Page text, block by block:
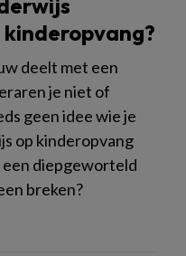
deelt met een
je niet of
geen idee wie je
op kinderopvang
een diepgeworteld
breken?